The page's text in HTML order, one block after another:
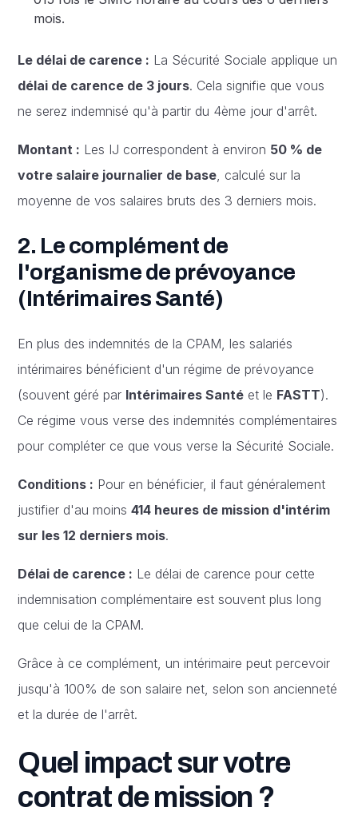
mois.
Le délai de carence : La Sécurité Sociale applique un
délai de carence de 3 jours. Cela signifie que vous
ne serez indemnisé qu'à partir du 4ème jour d'arrêt.
Montant : Les IJ correspondent à environ 50 % de
votre salaire journalier de base , calculé sur la
moyenne de vos salaires bruts des 3 derniers mois.
2. Le complément de
l'organisme de prévoyance
(Intérimaires Santé)
En plus des indemnités de la CPAM, les salariés
intérimaires bénéficient d'un régime de prévoyance
(souvent géré par Intérimaires Santé et le FASTT).
Ce régime vous verse des indemnités complémentaires
pour compléter ce que vous verse la Sécurité Sociale.
Conditions : Pour en bénéficier, il faut généralement
justifier d'au moins414 heures de mission d'intérim
sur les 12 derniers mois.
Délai de carence : Le délai de carence pour cette
indemnisation complémentaire est souvent plus long
que celui de la CPAM.
Grâce à ce complément, un intérimaire peut percevoir
jusqu'à 100% de son salaire net, selon son ancienneté
et la durée de l'arrêt.
Quel impact sur votre
contrat de mission ?